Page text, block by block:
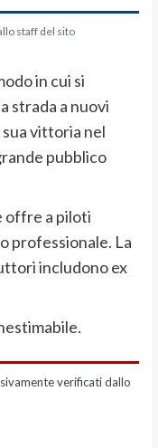
staff del sito
in cui si
strada a nuovi
vittoria nel
pubblico
offre a piloti
professionale. La
includono ex
verificati dallo